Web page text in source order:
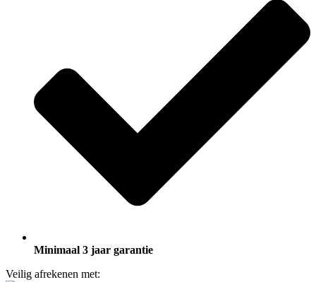
Minimaal 3 jaar garantie
Veilig afrekenen met: